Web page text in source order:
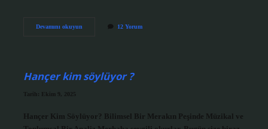
Devamını okuyunEski
12 Yorum
Hançer kim söylüyor ?
Tarih: Ekim 9, 2025
Hançer Kim Söylüyor? Bilimsel Bir Merakın Peşinde Müzikal ve